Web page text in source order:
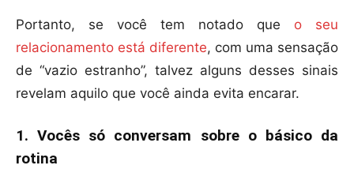
Portanto, se você tem notado que o seu
relacionamento está diferente, com uma sensação
de “vazio estranho”, talvez alguns desses sinais
revelam aquilo que você ainda evita encarar.
1. Vocês só conversam sobre o básico da
rotina